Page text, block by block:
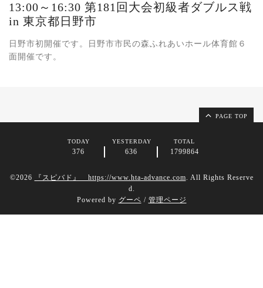
13:00～16:30 第181回大会初級者ダブルス戦
in 東京都日野市
日野市初開催です。日野市市民の森ふれあいホール体育館６
面開催です。
PAGE TOP
TODAY
376
YESTERDAY
636
TOTAL
1799864
©2026 『スピバド』 https://www.hta-advance.com. All Rights Reserve
d.
Powered by グーペ / 管理ページ